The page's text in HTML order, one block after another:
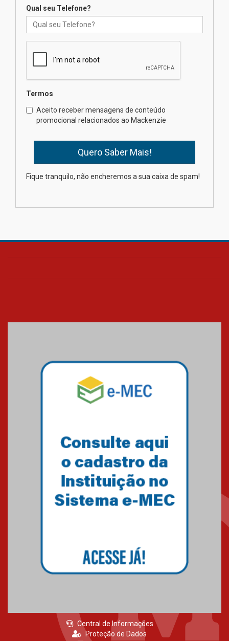
Brasília prepara seus
mesmo do Ensino Médio
Como os pais podem investir
na educação dos filhos além da
escola
Transformadora reúne
Qual seu Telefone?
Termos
Aceito receber mensagens de conteúdo
promocional relacionados ao Mackenzie
Fique tranquilo, não encheremos a sua caixa de spam!
Central de Informações
Proteção de Dados